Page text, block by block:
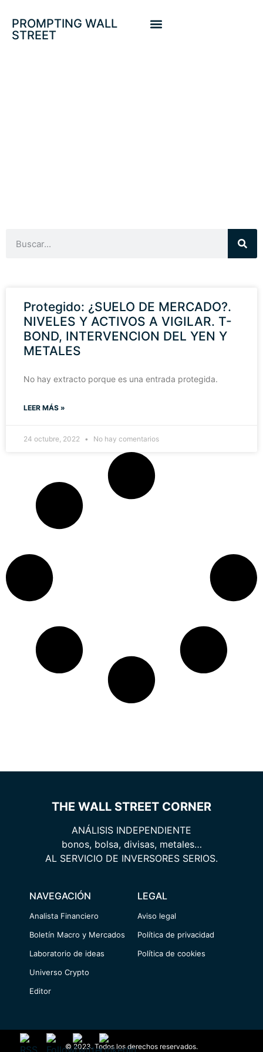
PROMPTING WALL
STREET
Protegido: ¿SUELO DE MERCADO?.
NIVELES Y ACTIVOS A VIGILAR. T-
BOND, INTERVENCION DEL YEN Y
METALES
No hay extracto porque es una entrada protegida.
LEER MÁS »
24 octubre, 2022 No hay comentarios
THE WALL STREET CORNER
ANÁLISIS INDEPENDIENTE
bonos, bolsa, divisas, metales…
AL SERVICIO DE INVERSORES SERIOS.
NAVEGACIÓN
Analista Financiero
Boletín Macro y Mercados
Laboratorio de ideas
Universo Crypto
Editor
LEGAL
Aviso legal
Política de privacidad
Política de cookies
© 2023. Todos los derechos reservados.